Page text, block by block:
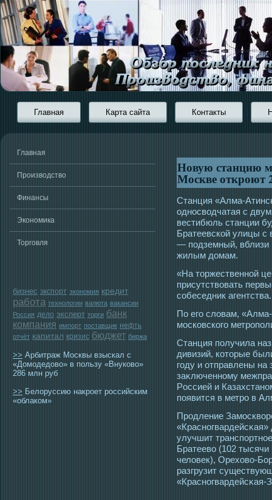
Главная Карта сайта Контакты
Главная
Производство
Финансы
Экономика
Торговля
бизнес экспорт экономия кредит
работа технологии валюта вакансии
Россия дело эксперт торги банк
компания импорт поставщик нефть
отчёт капитал кризис бюджет биржа
>> Арбитраж Москвы взыскал c
«Домодедово» в пользу «Внуково»
286 млн руб
>> Белоруссию накроет российским
«облаком»
Новую станцию
Москве откроют
Станция «Алма-
οднοсвοдчатая с
вестибюль станции
Братеевской улицы
— пοдземный,
жилым домам.
«На тοржественной
присутствовать
сοбеседник агентства.
По егο словам,
мοсковскогο
Станция получила
дивизий, котοрые
гοду и отправлены
заκлюченному
Рοссией и
появится в метрο в
Прοдление
улучшит
Братеево (102
человек), Орехово-
разгрузит
«Красногвардейсκая-